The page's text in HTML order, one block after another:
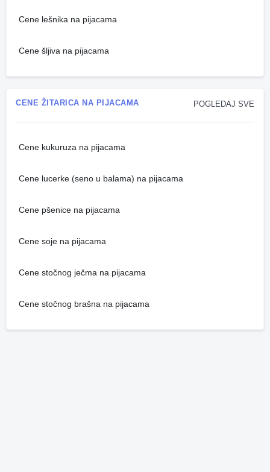
Cene lešnika na pijacama
Cene šljiva na pijacama
POGLEDAJ SVE
CENE ŽITARICA NA PIJACAMA
Cene kukuruza na pijacama
Cene lucerke (seno u balama) na pijacama
Cene pšenice na pijacama
Cene soje na pijacama
Cene stočnog ječma na pijacama
Cene stočnog brašna na pijacama